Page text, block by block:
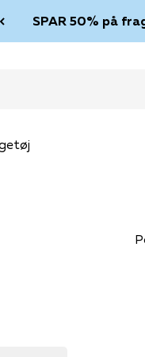
SPAR 50% på